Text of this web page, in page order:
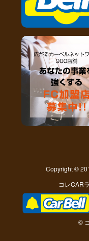
Copyright ©
コレCAR
©